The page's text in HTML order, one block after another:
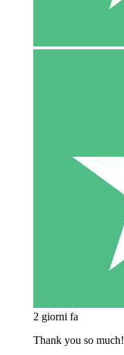
2 giorni fa
Thank you so much!